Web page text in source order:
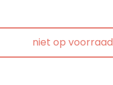
niet op voorraad